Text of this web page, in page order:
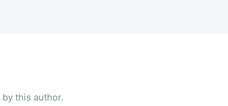
by this author.